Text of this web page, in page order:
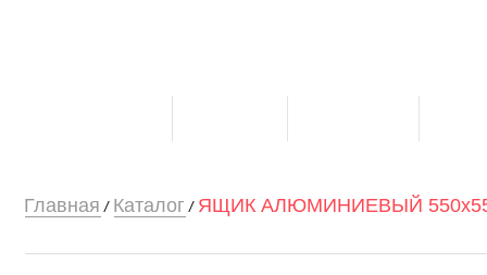
Главная Каталог ЯЩИК АЛЮМИНИЕВЫЙ